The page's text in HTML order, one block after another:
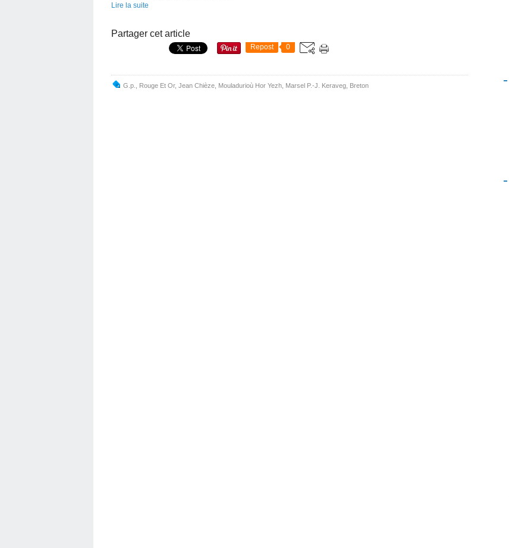
Lire la suite
Partager cet article
Repost 0
G.p. Rouge Et Or, Jean Chièze Mouladurioù Hor Yezh Marsel P.-J. Keraveg Breton